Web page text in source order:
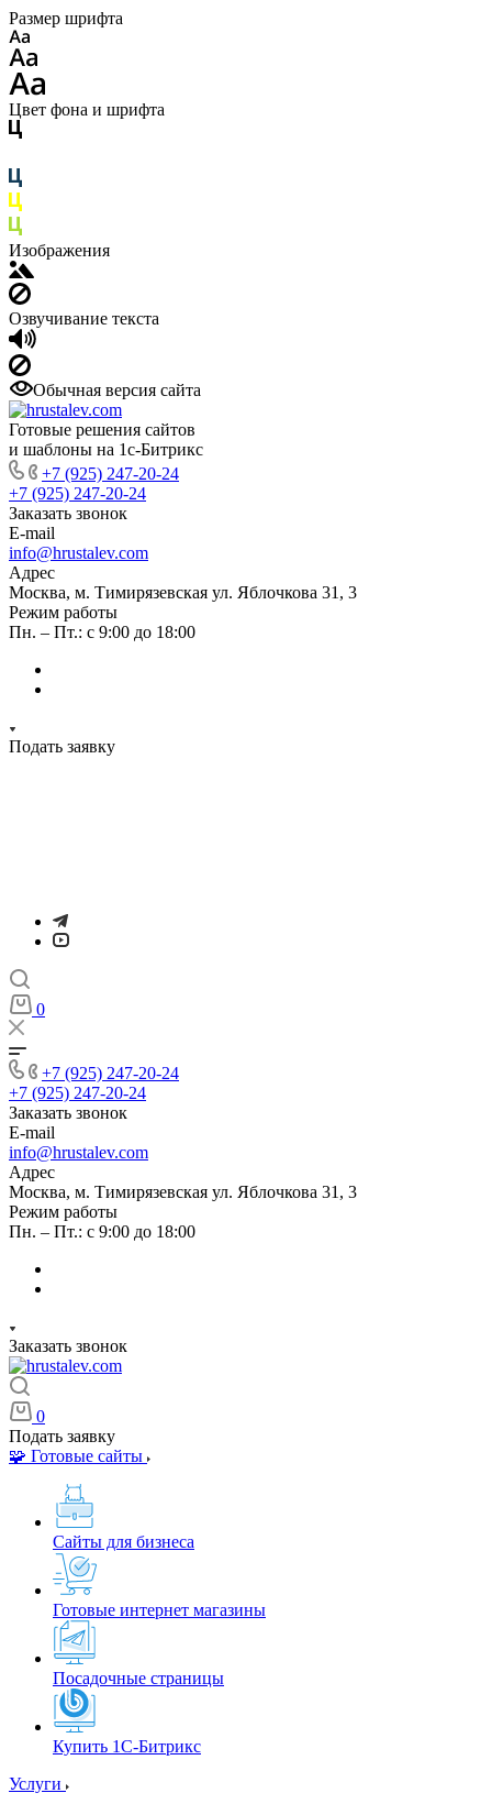
Размер шрифта
Цвет фона и шрифта
Изображения
Озвучивание текста
Обычная версия сайта
Готовые решения сайтов
и шаблоны на 1с-Битрикс
+7 (925) 247-20-24
+7 (925) 247-20-24
Заказать звонок
E-mail
info@hrustalev.com
Адрес
Москва, м. Тимирязевская ул. Яблочкова 31, 3
Режим работы
Пн. – Пт.: с 9:00 до 18:00
Подать заявку
0
+7 (925) 247-20-24
+7 (925) 247-20-24
Заказать звонок
E-mail
info@hrustalev.com
Адрес
Москва, м. Тимирязевская ул. Яблочкова 31, 3
Режим работы
Пн. – Пт.: с 9:00 до 18:00
Заказать звонок
0
Подать заявку
🧩 Готовые сайты
Сайты для бизнеса
Готовые интернет магазины
Посадочные страницы
Купить 1С-Битрикс
Услуги